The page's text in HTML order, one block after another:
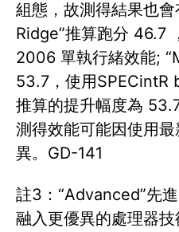
組態，故測得結果也
Ridge”推算跑分 46.7
2006 單執行緒效能;
53.7，使用SPECintR
推算的提升幅度為
測得效能可能因使用
異。GD-141
註3：“Advanced”先
融入更優異的處理器